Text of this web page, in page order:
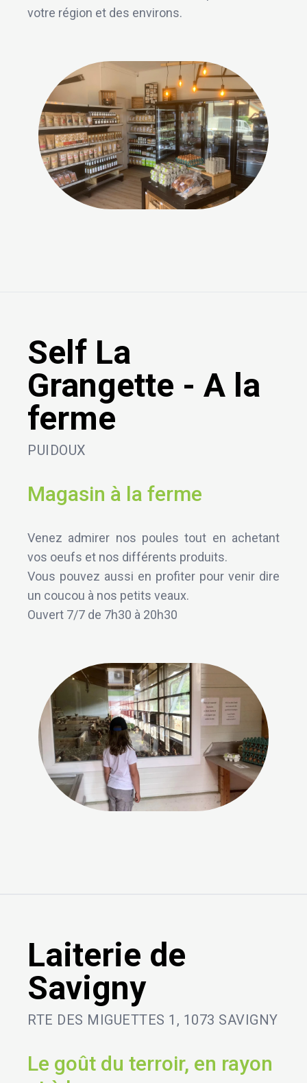
votre région et des environs.
Self La
Grangette - A la
ferme
PUIDOUX
Magasin à la ferme
Venez admirer nos poules tout en achetant
vos oeufs et nos différents produits.
Vous pouvez aussi en profiter pour venir dire
un coucou à nos petits veaux.
Ouvert 7/7 de 7h30 à 20h30
Laiterie de
Savigny
RTE DES MIGUETTES 1, 1073 SAVIGNY
Le goût du terroir, en rayon